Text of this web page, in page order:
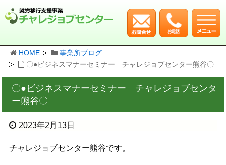
HOME
事業所ブログ
〇●ビジネスマナーセミナー チャレジョブセンター熊谷〇
〇●ビジネスマナーセミナー チャレジョブセンタ
ー熊谷〇
2023年2月13日
チャレジョブセンター熊谷です。